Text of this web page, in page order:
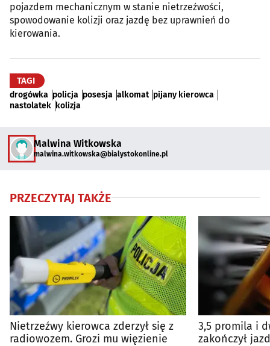
pojazdem mechanicznym w stanie nietrzeźwości,
spowodowanie kolizji oraz jazdę bez uprawnień do
kierowania.
TAGI
drogówka policja posesja alkomat pijany kierowca
nastolatek kolizja
Malwina Witkowska
malwina.witkowska@bialystokonline.pl
PRZECZYTAJ TAKŻE
Nietrzeźwy kierowca zderzył się z
radiowozem. Grozi mu więzienie
3,5 promila i
zakończył